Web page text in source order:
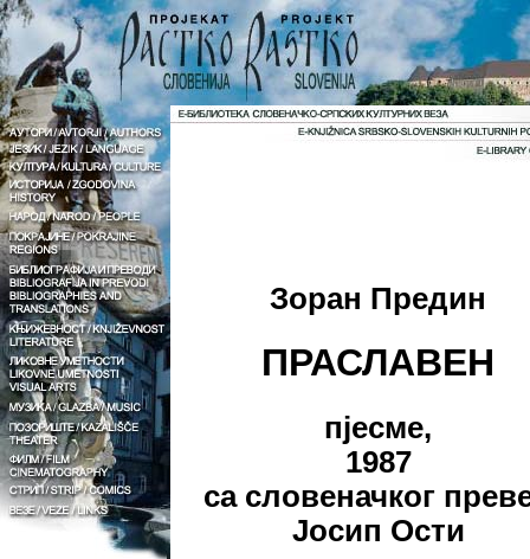
Зоран Предин
ПРАСЛАВЕН
пјесме,
1987
са словеначког
Јосип Ости